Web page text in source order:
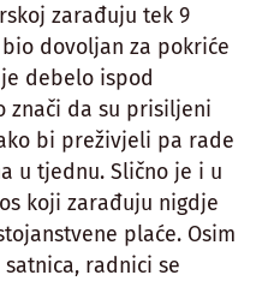
zarađuju tek 9
dovoljan za pokriće
debelo ispod
znači da su prisiljeni
bi preživjeli pa rade
u tjednu. Slično je i u
koji zarađuju nigdje
plaće. Osim
radnici se